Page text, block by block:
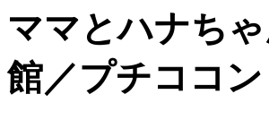
ママとハナち
館／プチココン